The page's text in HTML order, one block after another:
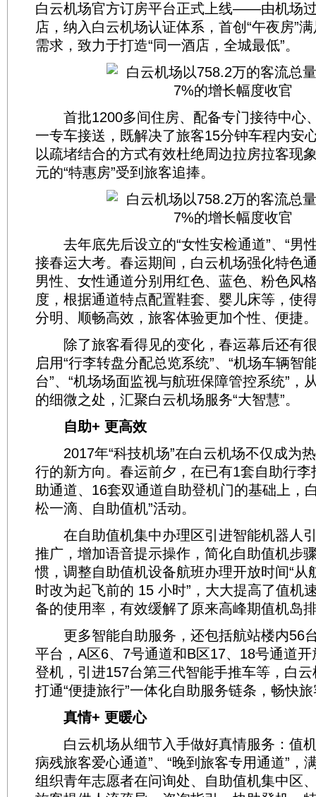
白云机场官方订房平台正式上线——由机场
店，纳入白云机场认证体系，首创“午夜房”
需求，致力于打造“同一酒店，全城最低”。
首批1200多间住房、配备专门接待中心
一专车接送，既解决了旅客15分钟车程内安
以疏堵结合的方式有效杜绝周边拉房拉客现
元的“特惠房”受到旅客追捧。
去年底先后设立的“女性安检通道”、“男
接春运大考。春运期间，白云机场强化特色
男性、女性通道分别用红色、蓝色、粉色风
度，根据通道特点配置鞋套、婴儿床等，使
分明、顺畅高效，旅客体验更加个性、便捷
除了旅客看得见的变化，春运幕后还有
启用“行李转盘分配总览系统”、“机场车辆智
台”、“机场场面监视与航班保障管控系统”，
的细微之处，汇聚白云机场服务“大智慧”。
自助+ 更高效
2017年“科技机场”在白云机场不仅成为
行的新方向。春运前夕，在已有1套自助行
助通道、16套双通道自助登机门的基础上，
松一滴、自助值机”活动。
在自助值机集中办理区引进智能机器人
推广，增加语音提示操作，简化自助值机步
惯，调整自助值机设备航班办理开放时间“从
时改为起飞前的 15 小时”，大大提高了值机
备的使用率，有效缓解了原来高峰期值机岛
更多智能自助服务，还包括航站楼内56
平台，A区6、7号通道和B区17、18号通道
登机，引进157台第三代智能手推车等，白
打通“便捷旅行”一体化自助服务链条，畅快
真情+ 更暖心
白云机场从细节入手做好真情服务：值机
病残旅客爱心通道”、“晚到旅客专用通道”，
组织青年志愿者在问询处、自助值机集中区